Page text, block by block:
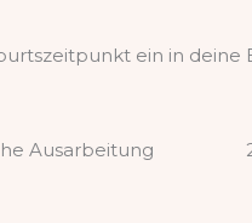
ein in
Ausarbeitung